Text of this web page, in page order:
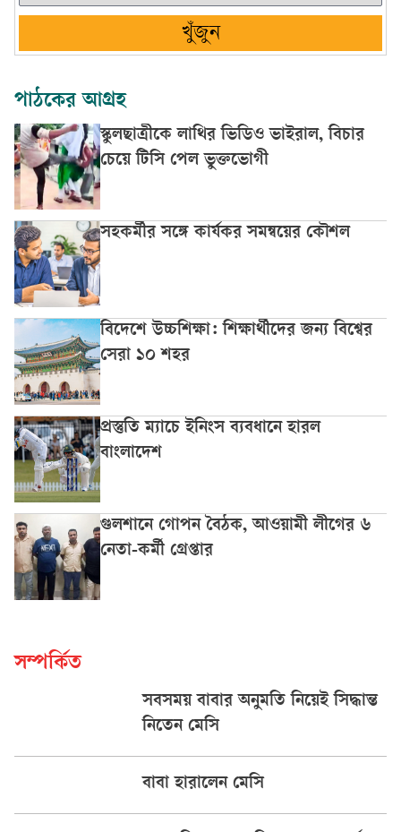
খুঁজুন
পাঠকের আগ্রহ
স্কুলছাত্রীকে লাথির ভিডিও ভাইরাল, বিচার
চেয়ে টিসি পেল ভুক্তভোগী
সহকর্মীর সঙ্গে কার্যকর সমন্বয়ের কৌশল
বিদেশে উচ্চশিক্ষা: শিক্ষার্থীদের জন্য বিশ্বের
সেরা ১০ শহর
প্রস্তুতি ম্যাচে ইনিংস ব্যবধানে হারল
বাংলাদেশ
গুলশানে গোপন বৈঠক, আওয়ামী লীগের ৬
নেতা-কর্মী গ্রেপ্তার
সম্পর্কিত
সবসময় বাবার অনুমতি নিয়েই সিদ্ধান্ত
নিতেন মেসি
বাবা হারালেন মেসি